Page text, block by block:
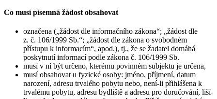
Co musí písemná žádost obsahovat
označena („žádost dle informačního zákona“; „žádost dle
z. č. 106/1999 Sb.“; „žádost dle zákona o svobodném
přístupu k informacím“, apod.), tj., že se žadatel domáhá
poskytnutí informací podle zákona č. 106/1999 Sb.
musí v ní být určeno, kterému povinném subjektu je určena,
musí obsahovat u fyzické osoby: jméno, příjmení, datum
narození, adresu trvalého pobytu nebo, není-li přihlášena k
trvalému pobytu, adresu bydliště a adresu pro doručování, liší-